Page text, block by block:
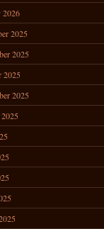
2026
2025
2025
2025
2025